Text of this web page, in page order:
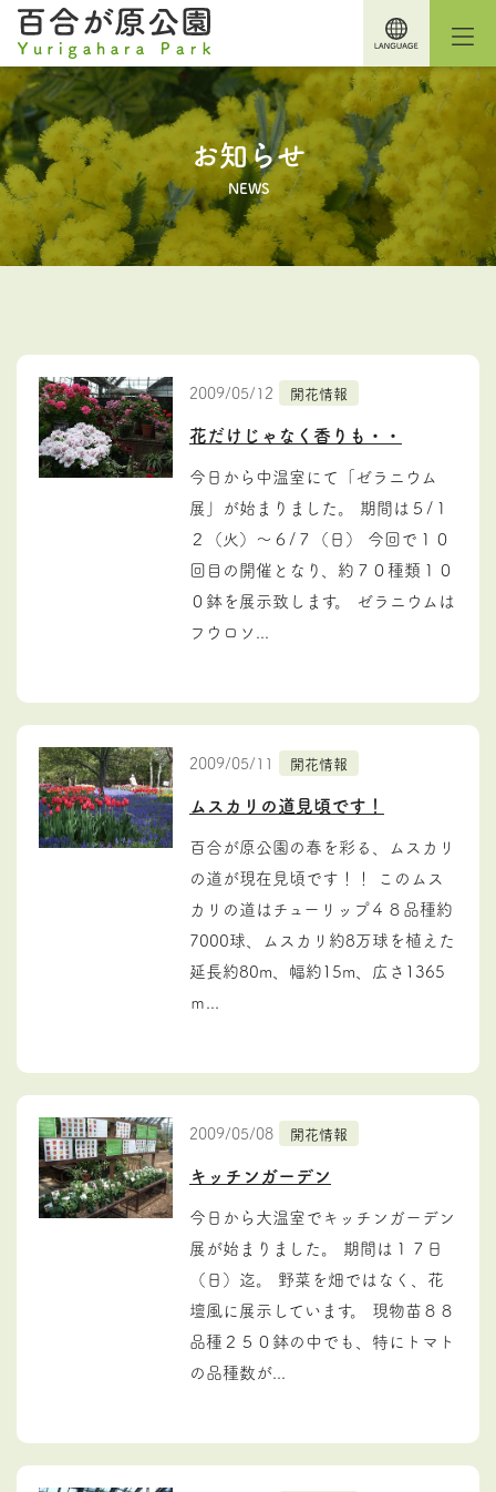
お知らせ
NEWS
2009/05/12 開花情報
花だけじゃなく香りも・・
今日から中温室にて「ゼラニウム
展」が始まりました。 期間は５/１
２（火）～６/７（日） 今回で１０
回目の開催となり、約７０種類１０
０鉢を展示致します。 ゼラニウムは
フウロソ...
2009/05/11 開花情報
ムスカリの道見頃です！
百合が原公園の春を彩る、ムスカリ
の道が現在見頃です！！ このムス
カリの道はチューリップ４８品種約
7000球、ムスカリ約8万球を植えた
延長約80m、幅約15m、広さ1365
ｍ...
2009/05/08 開花情報
キッチンガーデン
今日から大温室でキッチンガーデン
展が始まりました。 期間は１７日
（日）迄。 野菜を畑ではなく、花
壇風に展示しています。 現物苗８８
品種２５０鉢の中でも、特にトマト
の品種数が...